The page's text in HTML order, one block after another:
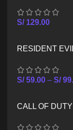
S/129.00
RESIDENT
S/59.00 – S/
CALL OF